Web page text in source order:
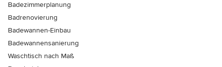
Badezimmerplanung
Badrenovierung
Badewannen-Einbau
Badewannensanierung
Waschtisch nach Maß